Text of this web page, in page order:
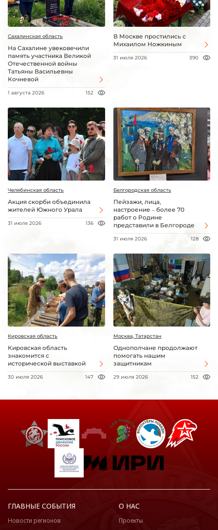
Сахалинская область
На Сахалине увековечили
память участника Великой
Отечественной войны
Татьяны Васильевны
Кочневой
1 августа 2026 152
В Москве простились с
Михаилом Ножкиным
31 июля 2026 390
Челябинская область
Акция скорби объединила
жителей Южного Урала
31 июля 2026 136
Белгородская область
Пейзажи, лица,
настроение – более 70
работ о Родине
представили в Белгороде
31 июля 2026 128
Кировская область
Кировская область
знакомится с
исторической выставкой
30 июля 2026 147
Москва, Татарстан
Однополчане продолжают
помогать нашим
защитникам
29 июля 2026 152
ГЛАВНЫЕ СОБЫТИЯ
Новости регионов
О НАС
Проекты